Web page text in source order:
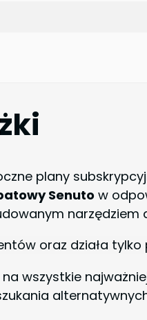
plany
Senuto w
narzędziem
oraz działa
wszystkie